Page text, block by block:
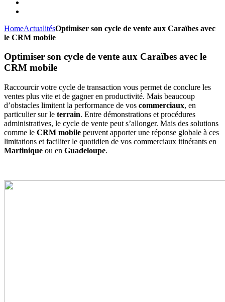
HomeActualitésOptimiser son cycle de vente aux Caraïbes avec
le CRM mobile
Optimiser son cycle de vente aux Caraïbes avec le
CRM mobile
Raccourcir votre cycle de transaction vous permet de conclure les
ventes plus vite et de gagner en productivité. Mais beaucoup
d’obstacles limitent la performance de vos commerciaux, en
particulier sur le terrain. Entre démonstrations et procédures
administratives, le cycle de vente peut s’allonger. Mais des solutions
comme le CRM mobile peuvent apporter une réponse globale à ces
limitations et faciliter le quotidien de vos commerciaux itinérants en
Martinique ou en Guadeloupe.